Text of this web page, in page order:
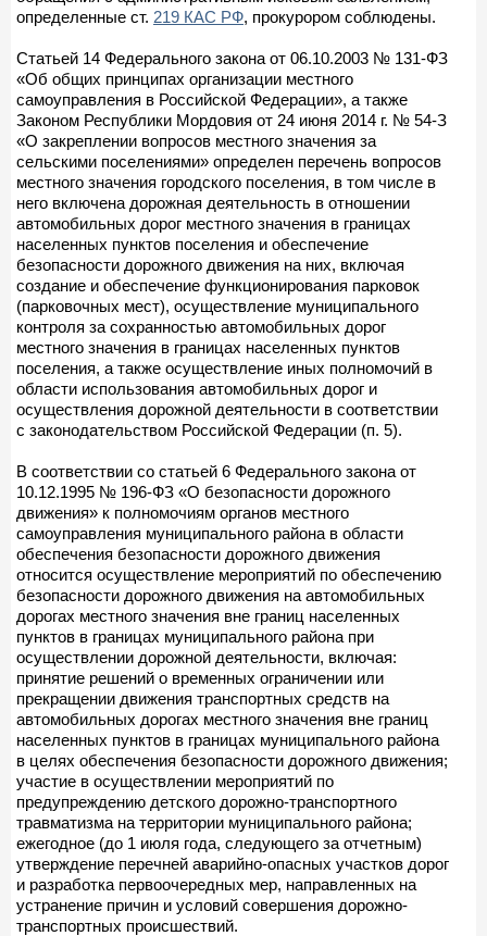
определенные ст. 219 КАС РФ, прокурором соблюдены.
Статьей 14 Федерального закона от 06.10.2003 № 131-ФЗ
«Об общих принципах организации местного
самоуправления в Российской Федерации», а также
Законом Республики Мордовия от 24 июня 2014 г. № 54-З
«О закреплении вопросов местного значения за
сельскими поселениями» определен перечень вопросов
местного значения городского поселения, в том числе в
него включена дорожная деятельность в отношении
автомобильных дорог местного значения в границах
населенных пунктов поселения и обеспечение
безопасности дорожного движения на них, включая
создание и обеспечение функционирования парковок
(парковочных мест), осуществление муниципального
контроля за сохранностью автомобильных дорог
местного значения в границах населенных пунктов
поселения, а также осуществление иных полномочий в
области использования автомобильных дорог и
осуществления дорожной деятельности в соответствии
с законодательством Российской Федерации (п. 5).
В соответствии со статьей 6 Федерального закона от
10.12.1995 № 196-ФЗ «О безопасности дорожного
движения» к полномочиям органов местного
самоуправления муниципального района в области
обеспечения безопасности дорожного движения
относится осуществление мероприятий по обеспечению
безопасности дорожного движения на автомобильных
дорогах местного значения вне границ населенных
пунктов в границах муниципального района при
осуществлении дорожной деятельности, включая:
принятие решений о временных ограничении или
прекращении движения транспортных средств на
автомобильных дорогах местного значения вне границ
населенных пунктов в границах муниципального района
в целях обеспечения безопасности дорожного движения;
участие в осуществлении мероприятий по
предупреждению детского дорожно-транспортного
травматизма на территории муниципального района;
ежегодное (до 1 июля года, следующего за отчетным)
утверждение перечней аварийно-опасных участков дорог
и разработка первоочередных мер, направленных на
устранение причин и условий совершения дорожно-
транспортных происшествий.